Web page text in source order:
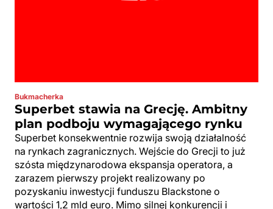
Bukmacherka
Superbet stawia na Grecję. Ambitny
plan podboju wymagającego rynku
Superbet konsekwentnie rozwija swoją działalność
na rynkach zagranicznych. Wejście do Grecji to już
szósta międzynarodowa ekspansja operatora, a
zarazem pierwszy projekt realizowany po
pozyskaniu inwestycji funduszu Blackstone o
wartości 1,2 mld euro. Mimo silnej konkurencji i